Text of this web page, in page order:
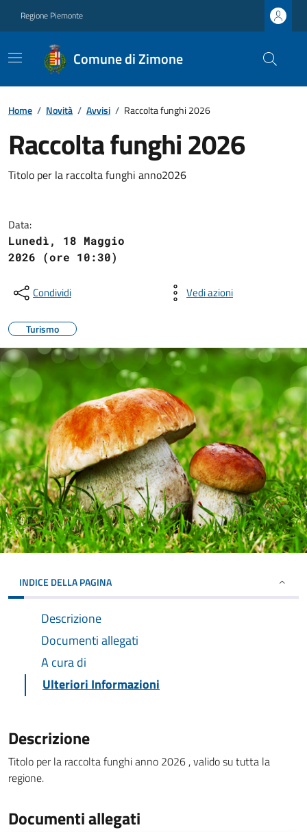
Regione Piemonte
Comune di Zimone
Home / Novità / Avvisi / Raccolta funghi 2026
Raccolta funghi 2026
Titolo per la raccolta funghi anno2026
Data:
Lunedì, 18 Maggio
2026 (ore 10:30)
Condividi Vedi azioni
Turismo
INDICE DELLA PAGINA
Descrizione
Documenti allegati
A cura di
Ulteriori Informazioni
Descrizione
Titolo per la raccolta funghi anno 2026 , valido su tutta la
regione.
Documenti allegati